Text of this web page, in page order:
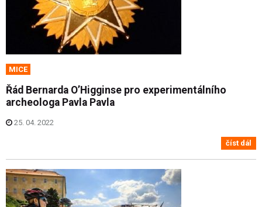
MICE
Řád Bernarda O’Higginse pro experimentálního
archeologa Pavla Pavla
25. 04. 2022
číst dál